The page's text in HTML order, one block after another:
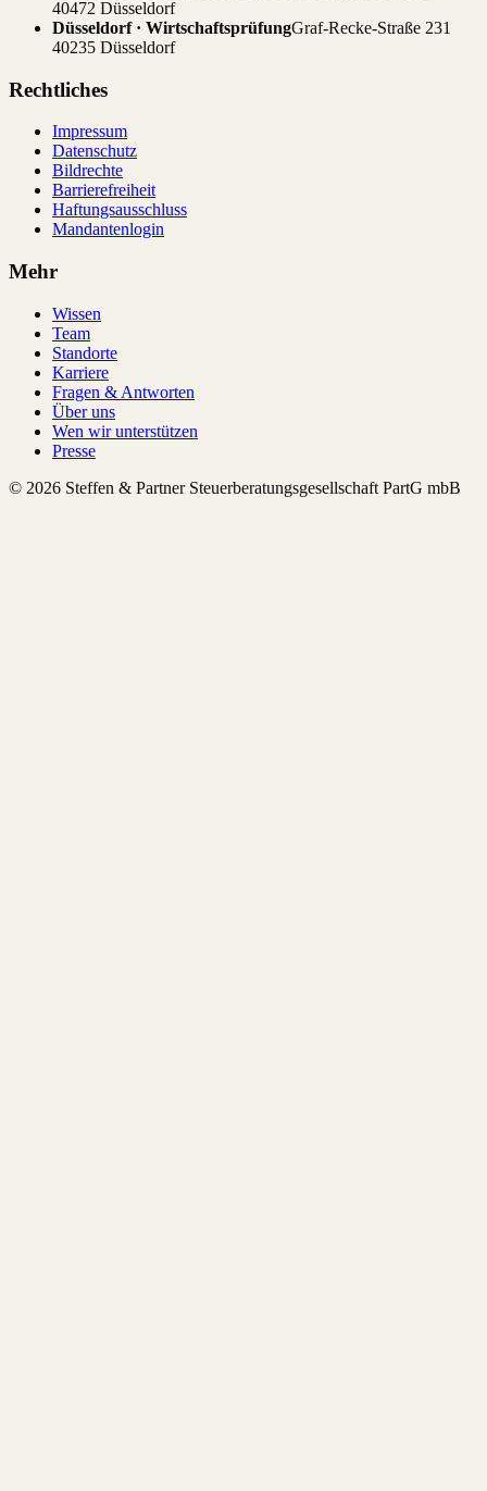
40472 Düsseldorf
Düsseldorf · WirtschaftsprüfungGraf-Recke-Straße 231
40235 Düsseldorf
Rechtliches
Impressum
Datenschutz
Bildrechte
Barrierefreiheit
Haftungsausschluss
Mandantenlogin
Mehr
Wissen
Team
Standorte
Karriere
Fragen & Antworten
Über uns
Wen wir unterstützen
Presse
© 2026 Steffen & Partner Steuerberatungsgesellschaft PartG mbB